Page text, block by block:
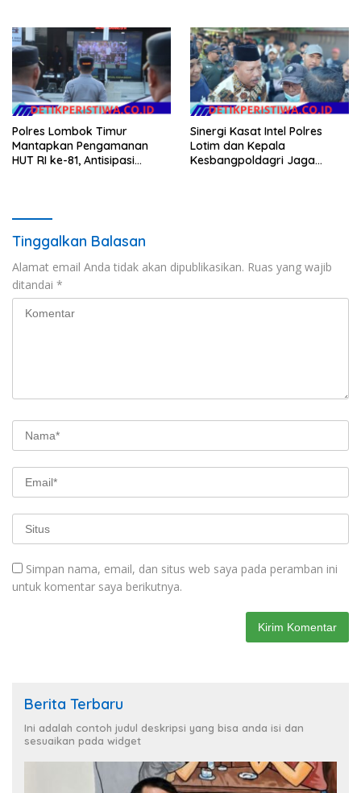
Polres Lombok Timur
Mantapkan Pengamanan
HUT RI ke-81, Antisipasi
Sinergi Kasat Intel Polres
Lotim dan Kepala
Kesbangpoldagri Jaga
Tinggalkan Balasan
Alamat email Anda tidak akan dipublikasikan. Ruas yang wajib
ditandai *
Simpan nama, email, dan situs web saya pada peramban ini
untuk komentar saya berikutnya.
Berita Terbaru
Ini adalah contoh judul deskripsi yang bisa anda isi dan
sesuaikan pada widget